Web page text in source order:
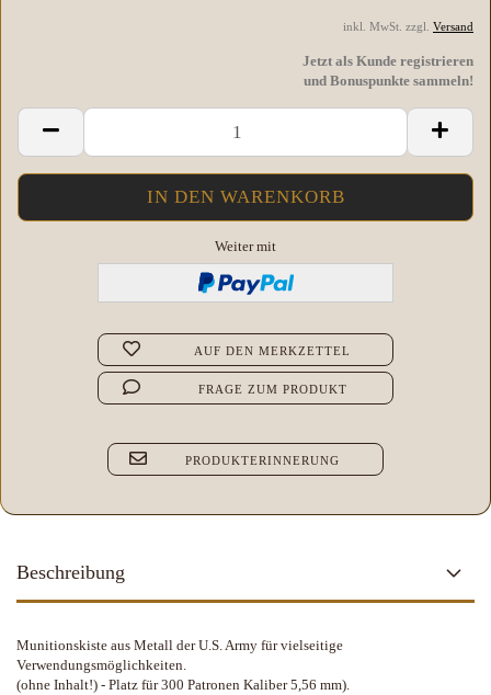
inkl. MwSt. zzgl. Versand
Jetzt als Kunde registrieren
und Bonuspunkte sammeln!
Weiter mit
AUF DEN MERKZETTEL
FRAGE ZUM PRODUKT
PRODUKTERINNERUNG
Beschreibung
Munitionskiste aus Metall der U.S. Army für vielseitige
Verwendungsmöglichkeiten.
(ohne Inhalt!) - Platz für 300 Patronen Kaliber 5,56 mm).